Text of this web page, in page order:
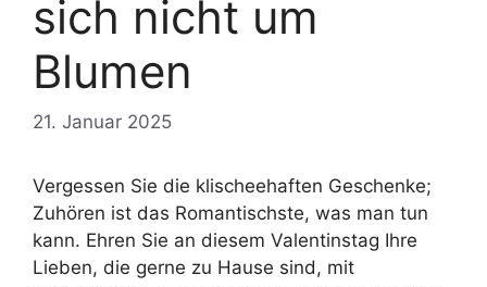
sich nicht um
Blumen
21. Januar 2025
Vergessen Sie die klischeehaften Geschenke;
Zuhören ist das Romantischste, was man tun
kann. Ehren Sie an diesem Valentinstag Ihre
Lieben, die gerne zu Hause sind, mit